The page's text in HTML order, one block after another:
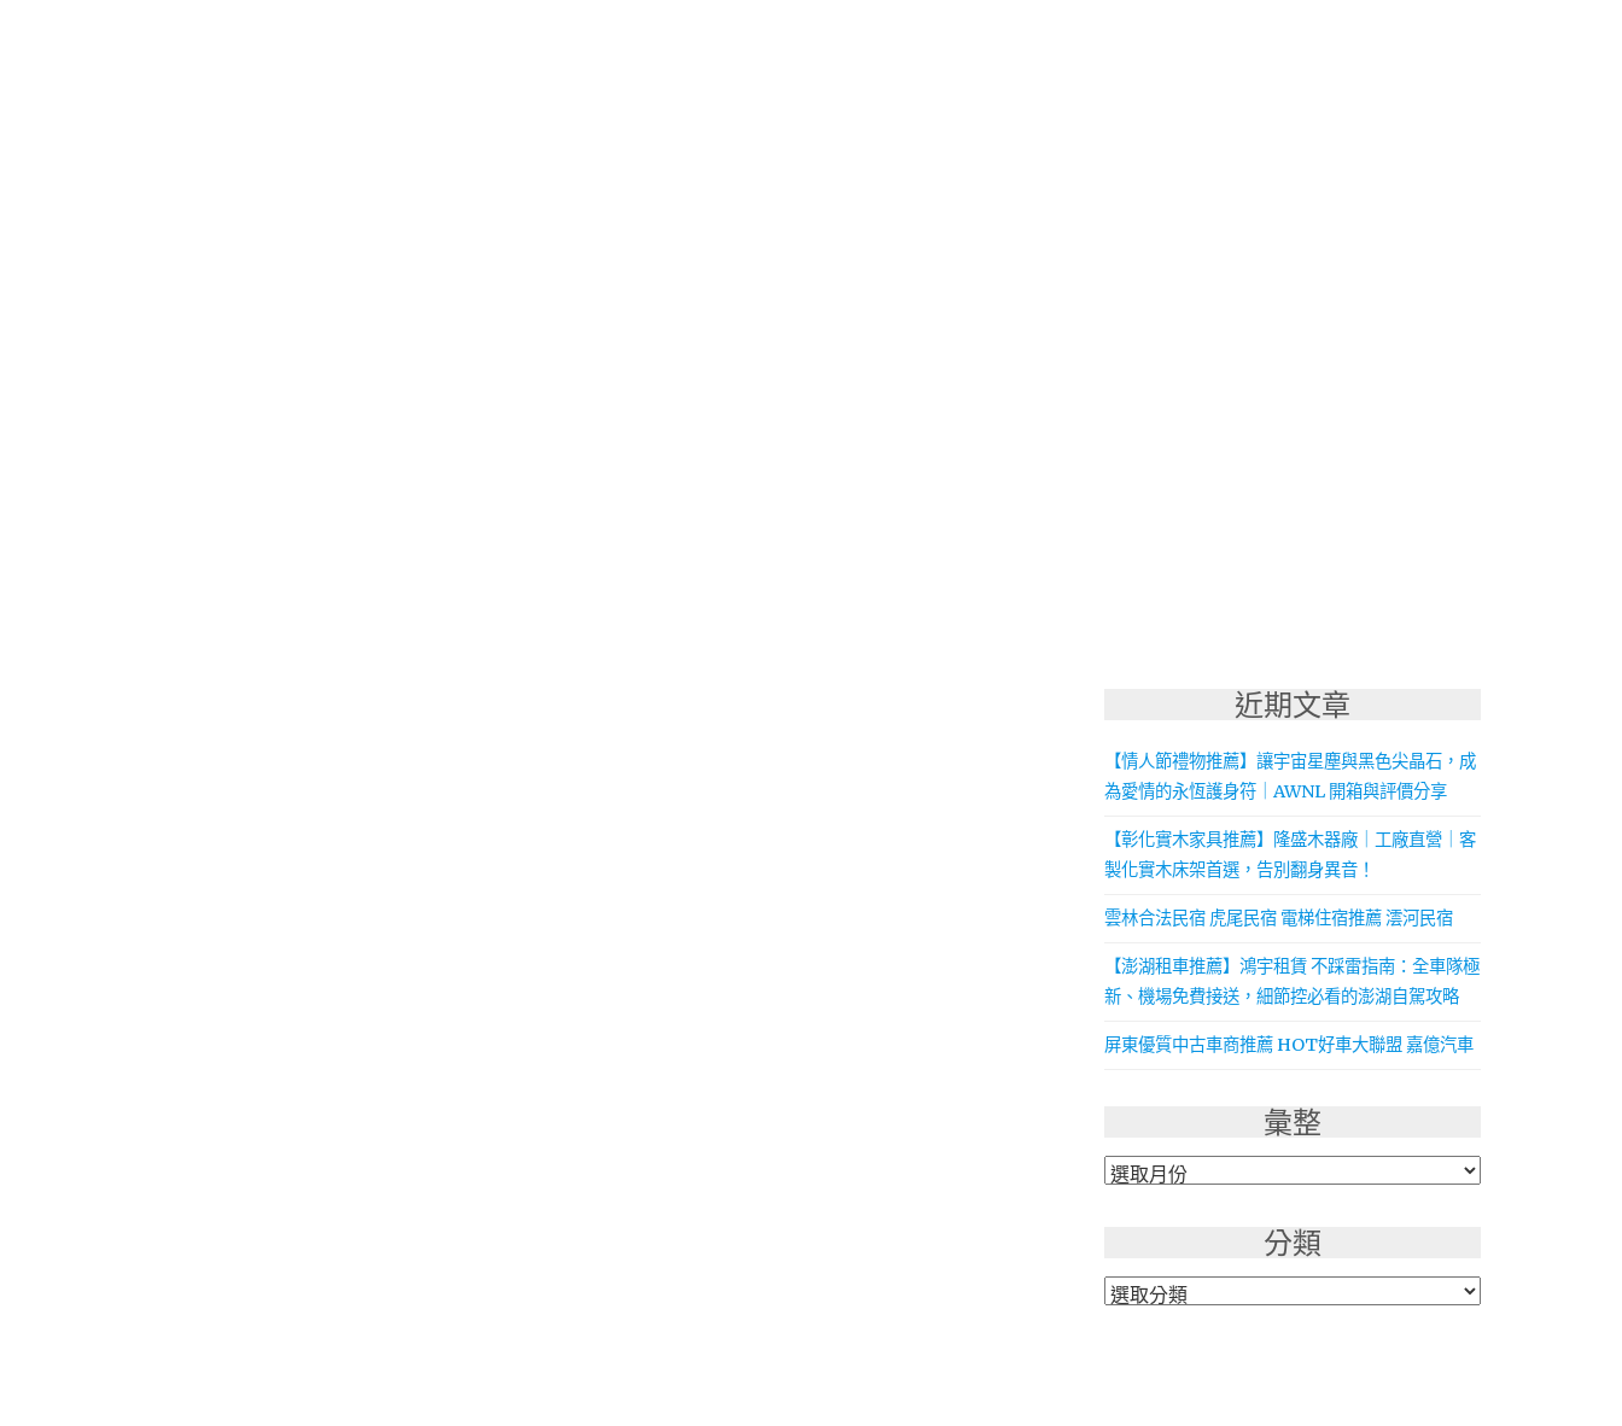
近期文章
【情人節禮物推薦】讓宇宙星塵與黑色尖晶石，成
為愛情的永恆護身符｜AWNL 開箱與評價分享
【彰化實木家具推薦】隆盛木器廠｜工廠直營｜客
製化實木床架首選，告別翻身異音！
雲林合法民宿 虎尾民宿 電梯住宿推薦 澐河民宿
【澎湖租車推薦】鴻宇租賃 不踩雷指南：全車隊極
新、機場免費接送，細節控必看的澎湖自駕攻略
屏東優質中古車商推薦 HOT好車大聯盟 嘉億汽車
彙整
彙
分類
分